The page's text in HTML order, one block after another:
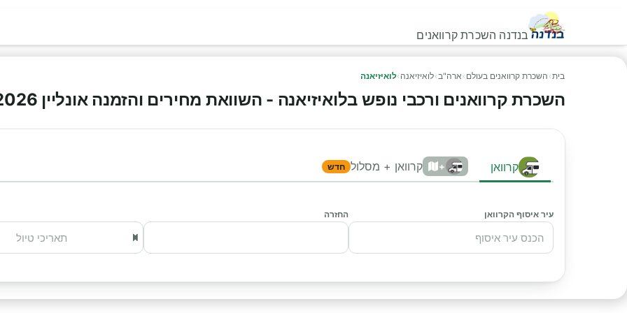
בנדנה השכרת קרוואנים
בית› השכרת קרוואנים בעולם › ארה"ב›לואיזיאנה ›לואיזיאנה
השכרת קרוואנים ורכבי נופש בלואיזיאנה - השוואת מחירים והזמנה אונליין 2026
קרוואן + קרוואן + מסלול חדש
עיר איסוף הקרוואן החזרה